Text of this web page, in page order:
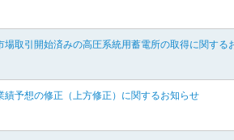
場取引開始済みの高圧系統用蓄電所の取得に関する
績予想の修正（上方修正）に関するお知らせ